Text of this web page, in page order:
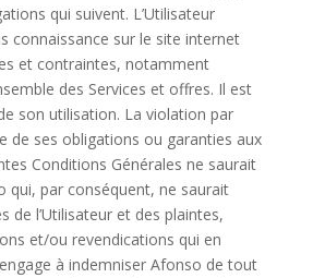
qui suivent. L’Utilisateur
connaissance sur le site internet
et contraintes, notamment
des Services et offres. Il est
son utilisation. La violation par
de ses obligations ou garanties aux
Conditions Générales ne saurait
qui, par conséquent, ne saurait
de l’Utilisateur et des plaintes,
et/ou revendications qui en
à indemniser Afonso de tout